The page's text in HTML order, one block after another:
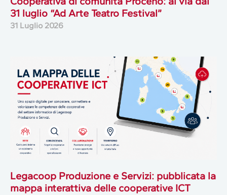
31 luglio “Ad Arte Teatro Festival”
31 Luglio 2026
Legacoop Produzione e Servizi: pubblicata la
mappa interattiva delle cooperative ICT